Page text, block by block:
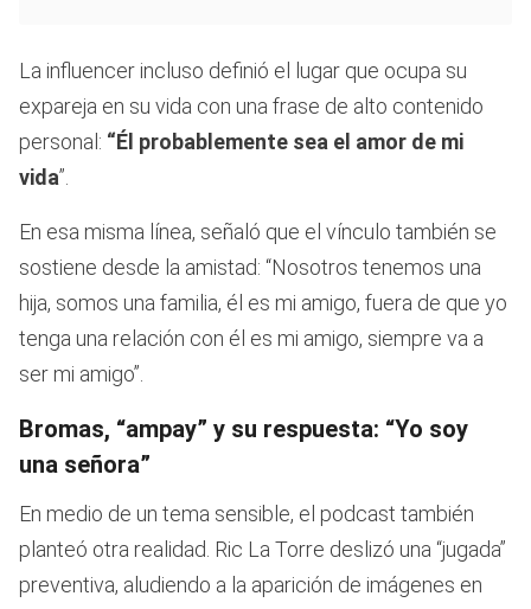
La influencer incluso definió el lugar que ocupa su
expareja en su vida con una frase de alto contenido
personal: “Él probablemente sea el amor de mi
vida”.
En esa misma línea, señaló que el vínculo también se
sostiene desde la amistad: “Nosotros tenemos una
hija, somos una familia, él es mi amigo, fuera de que yo
tenga una relación con él es mi amigo, siempre va a
ser mi amigo”.
Bromas, “ampay” y su respuesta: “Yo soy
una señora”
En medio de un tema sensible, el podcast también
planteó otra realidad. Ric La Torre deslizó una “jugada”
preventiva, aludiendo a la aparición de imágenes en